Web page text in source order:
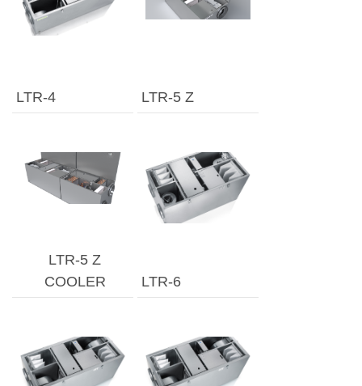
LTR-4 LTR-5 Z
LTR-5 Z
COOLER
LTR-6